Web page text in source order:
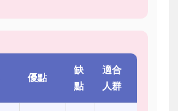
優點
缺
點
適合
人群